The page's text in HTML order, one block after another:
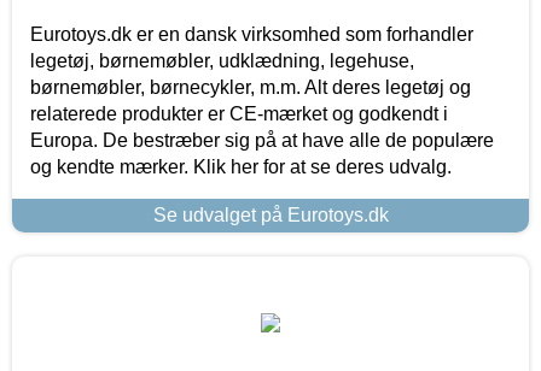
Eurotoys.dk er en dansk virksomhed som forhandler
legetøj, børnemøbler, udklædning, legehuse,
børnemøbler, børnecykler, m.m. Alt deres legetøj og
relaterede produkter er CE-mærket og godkendt i
Europa. De bestræber sig på at have alle de populære
og kendte mærker. Klik her for at se deres udvalg.
Se udvalget på Eurotoys.dk